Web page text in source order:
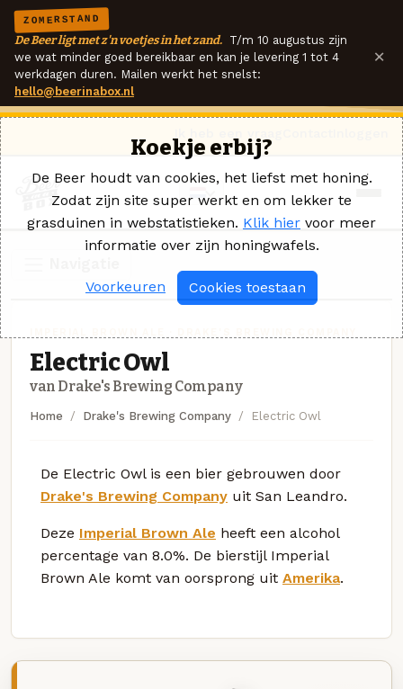
ZOMERSTAND
De Beer ligt met z'n voetjes in het zand. T/m 10 augustus zijn
we wat minder goed bereikbaar en kan je levering 1 tot 4
werkdagen duren. Mailen werkt het snelst:
hello@beerinabox.nl
×
Electric Owl
van Drake's Brewing Company
Home Drake's Brewing Company Electric Owl
De Electric Owl is een bier gebrouwen door
Drake's Brewing Company uit San Leandro.
Deze Imperial Brown Ale heeft een alcohol
percentage van 8.0%. De bierstijl Imperial
Brown Ale komt van oorsprong uit Amerika.
Koekje erbij?
De Beer houdt van cookies, het liefst met honing.
Zodat zijn site super werkt en om lekker te
grasduinen in webstatistieken. Klik hier voor meer
informatie over zijn honingwafels.
Voorkeuren Cookies toestaan